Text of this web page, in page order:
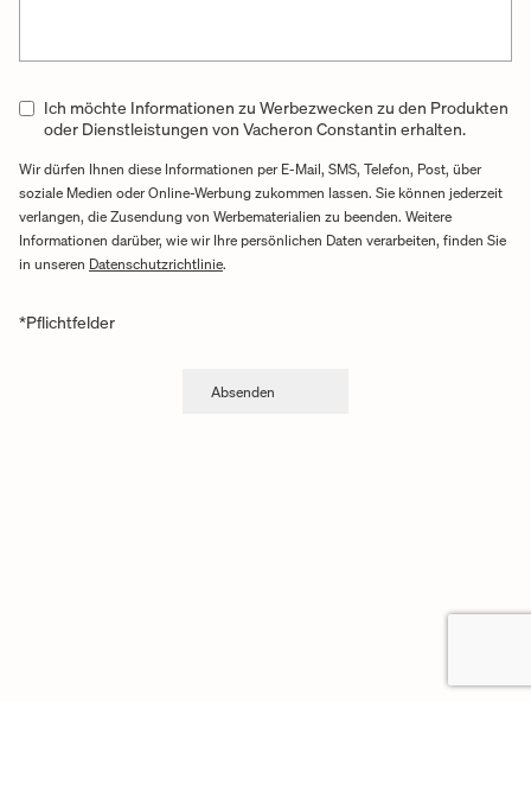
Ich möchte Informationen zu Werbezwecken zu den Produkten
oder Dienstleistungen von Vacheron Constantin erhalten.
Wir dürfen Ihnen diese Informationen per E-Mail, SMS, Telefon, Post, über
soziale Medien oder Online-Werbung zukommen lassen. Sie können jederzeit
verlangen, die Zusendung von Werbematerialien zu beenden. Weitere
Informationen darüber, wie wir Ihre persönlichen Daten verarbeiten, finden Sie
in unseren DatenschutzrichtlinieLink Opens in New Tab
.
*Pflichtfelder